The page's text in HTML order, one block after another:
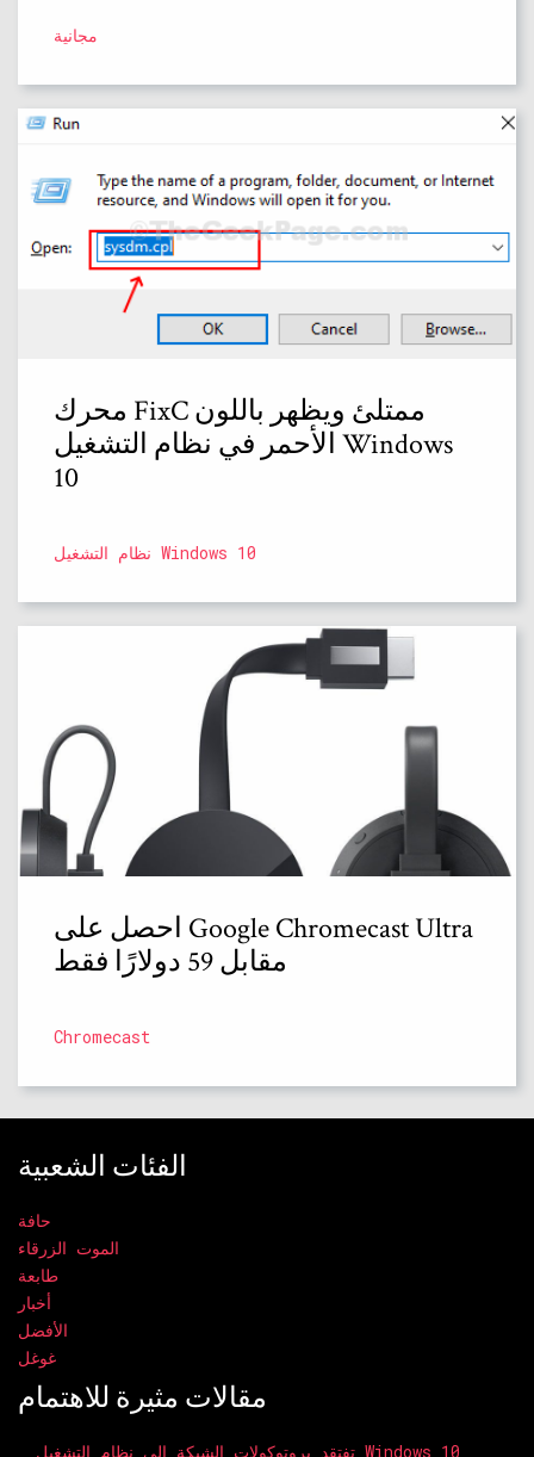
مجانية
محرك FixC ممتلئ ويظهر باللون
الأحمر في نظام التشغيل Windows
10
نظام التشغيل Windows 10
احصل على Google Chromecast Ultra
مقابل 59 دولارًا فقط
Chromecast
الفئات الشعبية
حافة
الموت الزرقاء
طابعة
أخبار
الأفضل
غوغل
مقالات مثيرة للاهتمام
تفتقد بروتوكولات الشبكة إلى نظام التشغيل Windows 10